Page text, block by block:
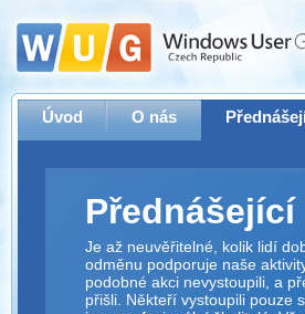
Úvod O nás
Přednášející
Je až neuvěřitelné, kolik lidí
odměnu podporuje naše
podobné akci nevystoupili, a
přišli. Někteří vystoupili pouze